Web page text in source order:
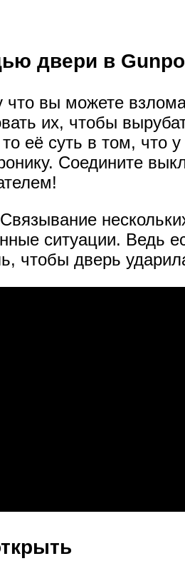
двери в
что вы можете
их, чтобы
её суть в том, что у
Соедините
ситуации. Ведь
чтобы дверь